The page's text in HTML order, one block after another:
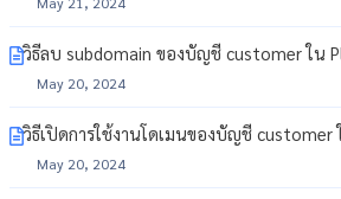
วิธีลบ subdomain ของบัญชี customer ใน
May 20, 2024
วิธีเปิดการใช้งานโดเมนของบัญชี customer
May 20, 2024